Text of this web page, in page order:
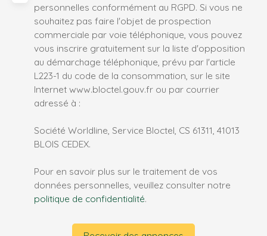
personnelles conformément au RGPD. Si vous ne
souhaitez pas faire l'objet de prospection
commerciale par voie téléphonique, vous pouvez
vous inscrire gratuitement sur la liste d'opposition
au démarchage téléphonique, prévu par l'article
L223-1 du code de la consommation, sur le site
Internet www.bloctel.gouv.fr ou par courrier
adressé à :
Société Worldline, Service Bloctel, CS 61311, 41013
BLOIS CEDEX.
Pour en savoir plus sur le traitement de vos
données personnelles, veuillez consulter notre
politique de confidentialité.